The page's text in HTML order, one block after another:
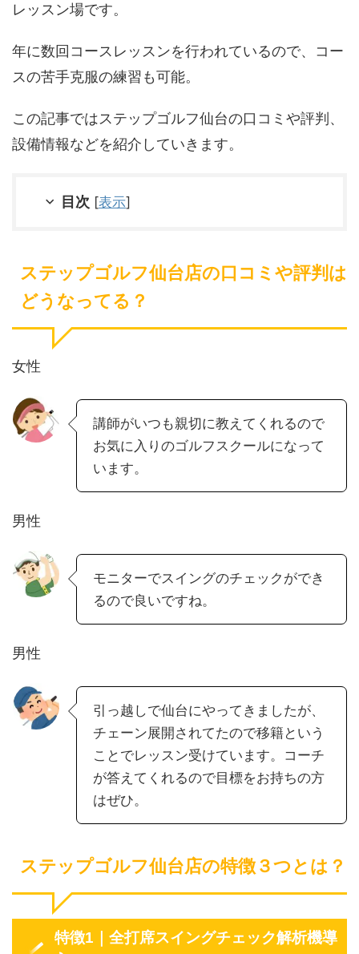
レッスン場です。
年に数回コースレッスンを行われているので、コー
スの苦手克服の練習も可能。
この記事ではステップゴルフ仙台の口コミや評判、
設備情報などを紹介していきます。
目次 [表示]
ステップゴルフ仙台店の口コミや評判は
どうなってる？
女性
講師がいつも親切に教えてくれるので
お気に入りのゴルフスクールになって
います。
男性
モニターでスイングのチェックができ
るので良いですね。
男性
引っ越しで仙台にやってきましたが、
チェーン展開されてたので移籍という
ことでレッスン受けています。コーチ
が答えてくれるので目標をお持ちの方
はぜひ。
ステップゴルフ仙台店の特徴３つとは？
特徴1｜全打席スイングチェック解析機導